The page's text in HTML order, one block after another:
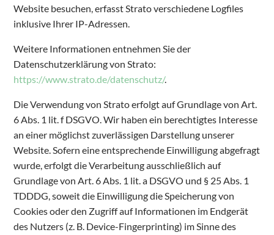
Website besuchen, erfasst Strato verschiedene Logfiles
inklusive Ihrer IP-Adressen.
Weitere Informationen entnehmen Sie der
Datenschutzerklärung von Strato:
https://www.strato.de/datenschutz/.
Die Verwendung von Strato erfolgt auf Grundlage von Art.
6 Abs. 1 lit. f DSGVO. Wir haben ein berechtigtes Interesse
an einer möglichst zuverlässigen Darstellung unserer
Website. Sofern eine entsprechende Einwilligung abgefragt
wurde, erfolgt die Verarbeitung ausschließlich auf
Grundlage von Art. 6 Abs. 1 lit. a DSGVO und § 25 Abs. 1
TDDDG, soweit die Einwilligung die Speicherung von
Cookies oder den Zugriff auf Informationen im Endgerät
des Nutzers (z. B. Device-Fingerprinting) im Sinne des